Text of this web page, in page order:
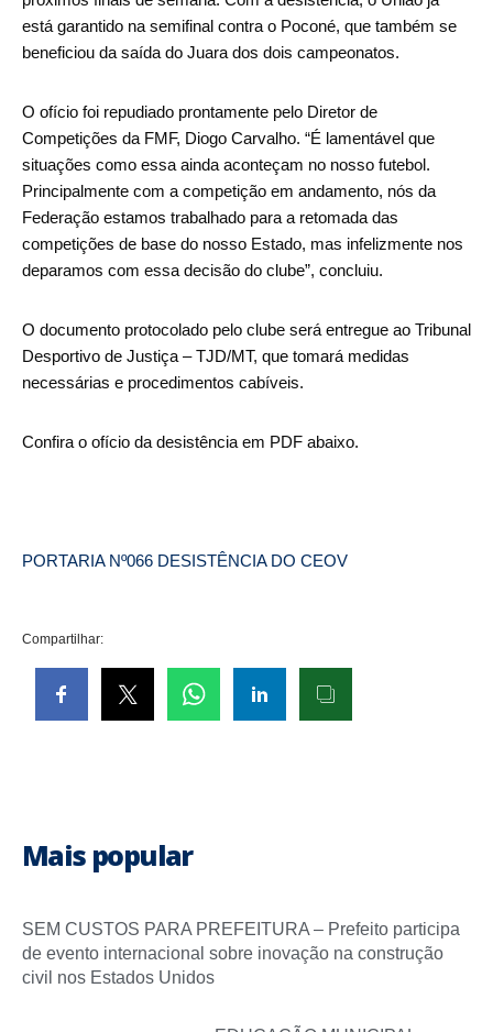
está garantido na semifinal contra o Poconé, que também se
beneficiou da saída do Juara dos dois campeonatos.
O ofício foi repudiado prontamente pelo Diretor de
Competições da FMF, Diogo Carvalho. “É lamentável que
situações como essa ainda aconteçam no nosso futebol.
Principalmente com a competição em andamento, nós da
Federação estamos trabalhado para a retomada das
competições de base do nosso Estado, mas infelizmente nos
deparamos com essa decisão do clube”, concluiu.
O documento protocolado pelo clube será entregue ao Tribunal
Desportivo de Justiça – TJD/MT, que tomará medidas
necessárias e procedimentos cabíveis.
Confira o ofício da desistência em PDF abaixo.
PORTARIA Nº066 DESISTÊNCIA DO CEOV
Compartilhar:
Mais popular
SEM CUSTOS PARA PREFEITURA – Prefeito participa
de evento internacional sobre inovação na construção
civil nos Estados Unidos